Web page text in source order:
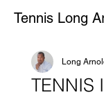
Tennis Long
TENNIS
Long